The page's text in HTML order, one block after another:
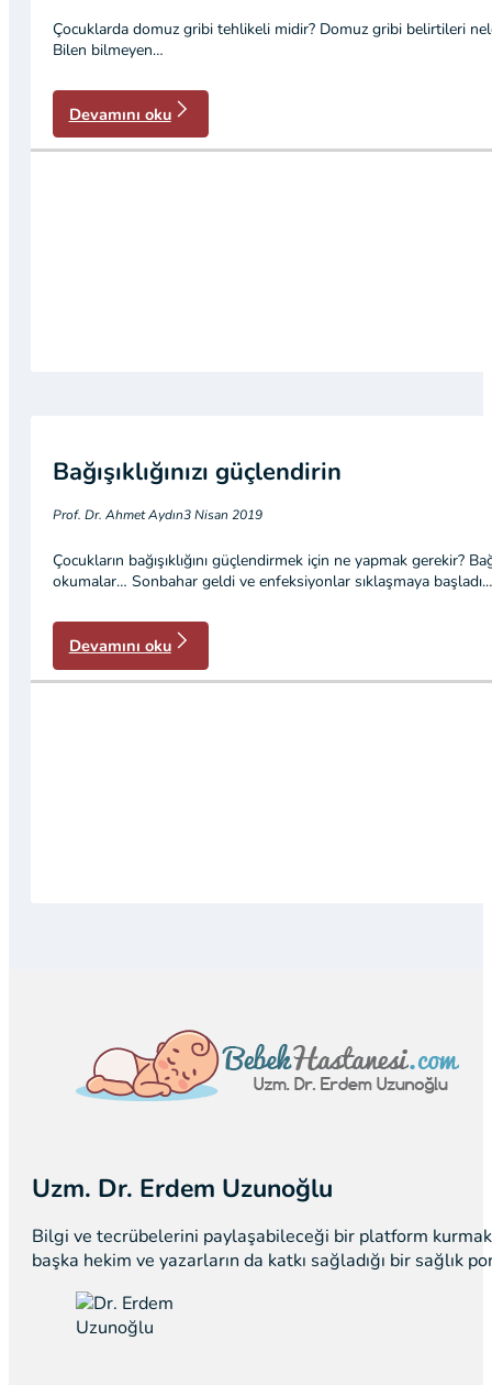
Çocuklarda domuz gribi tehlikeli midir? Domuz gribi belirtileri
Bilen bilmeyen…
Devamını oku
Bağışıklığınızı güçlendirin
Prof. Dr. Ahmet Aydın3 Nisan 2019
Çocukların bağışıklığını güçlendirmek için ne yapmak gerekir?
okumalar… Sonbahar geldi ve enfeksiyonlar sıklaşmaya
Devamını oku
Uzm. Dr. Erdem Uzunoğlu
Bilgi ve tecrübelerini paylaşabileceği bir platform kurmak
başka hekim ve yazarların da katkı sağladığı bir sağlık